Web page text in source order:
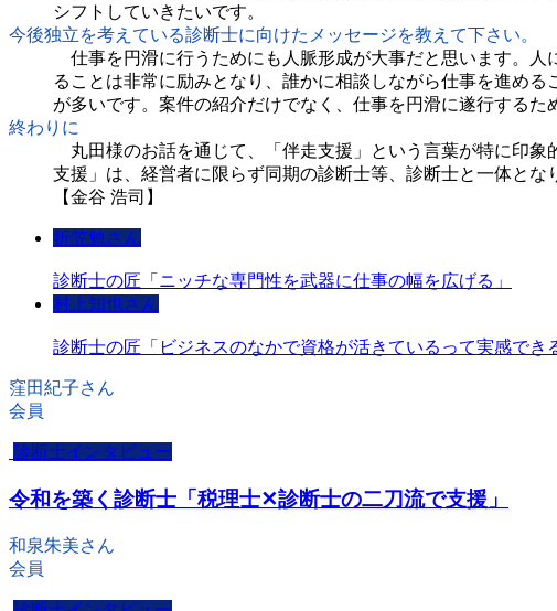
シフトしていきたいです。
今後独立を考えている診断士に向けたメッセージを教えて下さい。
仕事を円滑に行うためにも人脈形成が大事だと思います。人
ることは非常に励みとなり、誰かに相談しながら仕事を進め
が多いです。案件の紹介だけでなく、仕事を円滑に遂行するた
終わりに
丸田様のお話を通じて、「伴走支援」という言葉が特に印象
支援」は、経営者に限らず同期の診断士等、診断士と一体とな
【金谷 浩司】
折笠勉さん
診断士の匠「ニッチな専門性を武器に仕事の幅を広げる」
村上知也さん
診断士の匠「ビジネスのなかで資格が活きているって実感でき
窪田紀子さん
会員
診断士インタビュー
令和を築く診断士「税理士✕診断士の二刀流で支援」
和泉朱美さん
会員